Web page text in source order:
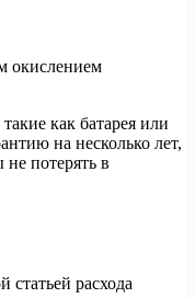
окислением
как батарея или
на несколько лет,
не потерять в
статьей расхода